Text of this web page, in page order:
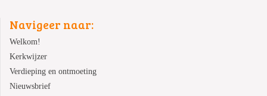
Navigeer naar:
Welkom!
Kerkwijzer
Verdieping en ontmoeting
Nieuwsbrief